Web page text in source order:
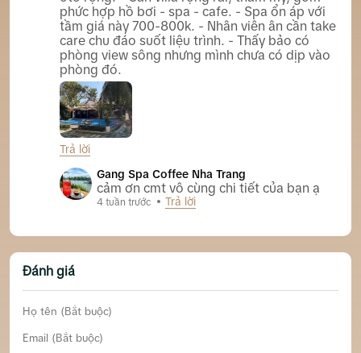
phức hợp hồ bơi - spa - cafe. - Spa ổn áp với
tầm giá này 700-800k. - Nhân viên ân cần take
care chu đáo suốt liệu trình. - Thấy bảo có
phòng view sông nhưng mình chưa có dịp vào
phòng đó.
Trả lời
Gang Spa Coffee Nha Trang
cảm ơn cmt vô cùng chi tiết của bạn ạ
4 tuần trước Trả lời
Đánh giá